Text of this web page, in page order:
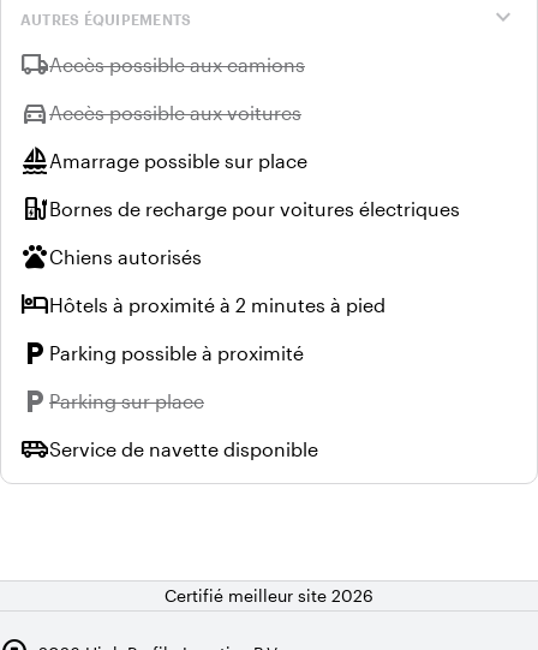
expand_more
AUTRES ÉQUIPEMENTS
local_shippingIndisponible :
Accès possible aux camions
directions_carIndisponible :
Accès possible aux voitures
sailingAmarrage possible sur place
ev_stationBornes de recharge pour voitures électriques
petsChiens autorisés
hotelHôtels à proximité à 2 minutes à pied
local_parking Parking possible à proximité
local_parking Indisponible :
Parking sur place
airport_shuttleService de navette disponible
Certifié meilleur site 2026